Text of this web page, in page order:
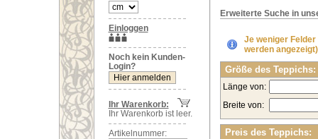
Einloggen
Noch kein Kunden-
Login?
Ihr Warenkorb:
Ihr Warenkorb ist leer.
Artikelnummer:
Erweiterte Suche in
Je weniger
werden
Größe des Teppichs:
Länge von:
Breite von:
Preis des Teppichs: